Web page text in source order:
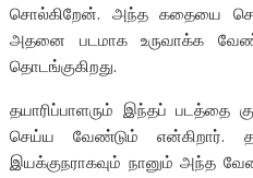
சொல்கிறேன். அந்த கதையை
அதனை படமாக உருவாக்க
தொடங்குகிறது.
தயாரிப்பாளரும் இந்தப் படத்தை
செய்ய வேண்டும் என்கிறார்.
இயக்குநராகவும் நானும் அந்த